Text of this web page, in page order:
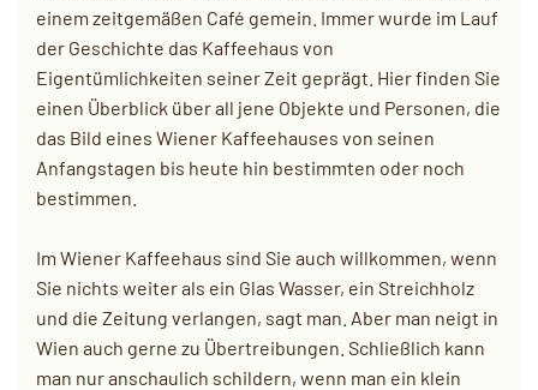
einem zeitgemäßen Café gemein. Immer wurde im Lauf
der Geschichte das Kaffeehaus von
Eigentümlichkeiten seiner Zeit geprägt. Hier finden Sie
einen Überblick über all jene Objekte und Personen, die
das Bild eines Wiener Kaffeehauses von seinen
Anfangstagen bis heute hin bestimmten oder noch
bestimmen.
Im Wiener Kaffeehaus sind Sie auch willkommen, wenn
Sie nichts weiter als ein Glas Wasser, ein Streichholz
und die Zeitung verlangen, sagt man. Aber man neigt in
Wien auch gerne zu Übertreibungen. Schließlich kann
man nur anschaulich schildern, wenn man ein klein